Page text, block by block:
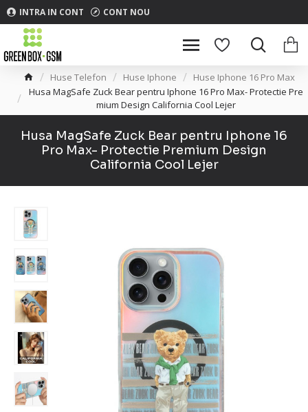
INTRA IN CONT CONT NOU
Huse Telefon Huse Iphone
Huse Iphone 16 Pro Max
Husa MagSafe Zuck Bear pentru Iphone 16 Pro Max- Protectie Pre
mium Design California Cool Lejer
Husa MagSafe Zuck Bear pentru Iphone 16
Pro Max- Protectie Premium Design
California Cool Lejer